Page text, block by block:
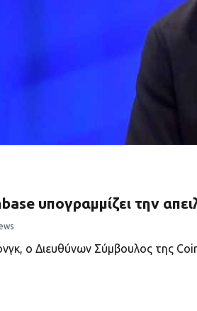
υπογραμμίζει την
ο Διευθύνων Σύμβουλος της